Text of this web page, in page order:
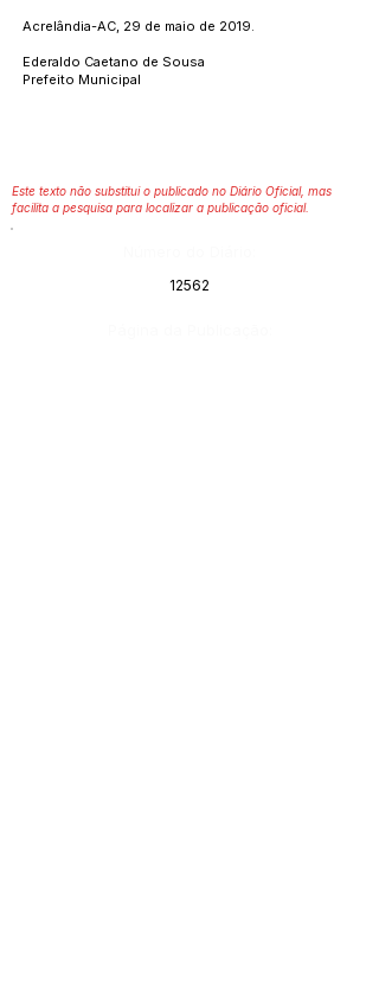
Acrelândia-AC, 29 de maio de 2019.
Ederaldo Caetano de Sousa
Prefeito Municipal
Este texto não substitui o publicado no Diário Oficial, mas
facilita a pesquisa para localizar a publicação oficial.
12562